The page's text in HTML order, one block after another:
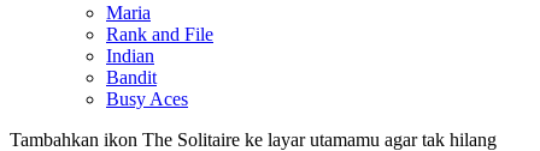
Maria
Rank and File
Indian
Bandit
Busy Aces
Tambahkan ikon The Solitaire ke layar utamamu agar tak hilang